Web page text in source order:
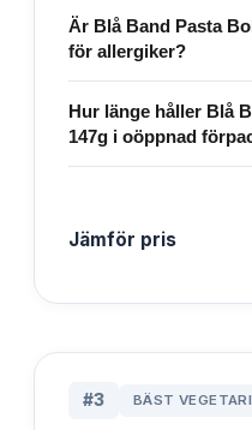
Är Blå Band Pasta
för allergiker?
Hur länge håller Blå
147g i oöppnad
Jämför pris
#3 BÄST